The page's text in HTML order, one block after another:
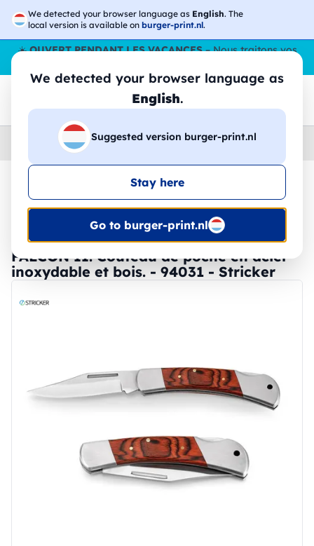
We detected your browser language as English. The
local version is available on burger-print.nl.
We detected your browser language as
English.
Suggested version burger-print.nl
Stay here
Go to burger-print.nl
☀️OUVERT PENDANT LES VACANCES– Nous traitons vos
Accessoires › outils-personnalises
🔥 Impression DTF à -30 %
FALCON II. Couteau de poche en acier
inoxydable et bois. - 94031 - Stricker